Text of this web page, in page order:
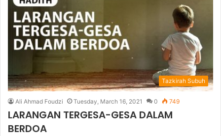
Tazkirah Subuh
Ali Ahmad Foudzi Tuesday, March 16, 2021 0 749
LARANGAN TERGESA-GESA DALAM
BERDOA